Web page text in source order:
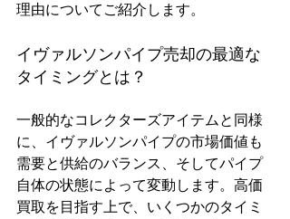
理由についてご紹介します。
イヴァルソンパイプ売却の最適な
タイミングとは？
一般的なコレクターズアイテムと同様
に、イヴァルソンパイプの市場価値も
需要と供給のバランス、そしてパイプ
自体の状態によって変動します。高価
買取を目指す上で、いくつかのタイミ